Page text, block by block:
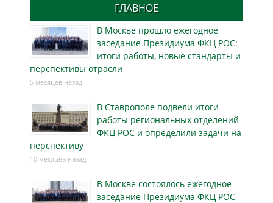
ГЛАВНОЕ
В Москве прошло ежегодное
заседание Президиума ФКЦ РОС:
итоги работы, новые стандарты и
перспективы отрасли
5 месяцев назад
В Ставрополе подвели итоги
работы региональных отделений
ФКЦ РОС и определили задачи на
перспективу
10 месяцев назад
В Москве состоялось ежегодное
заседание Президиума ФКЦ РОС